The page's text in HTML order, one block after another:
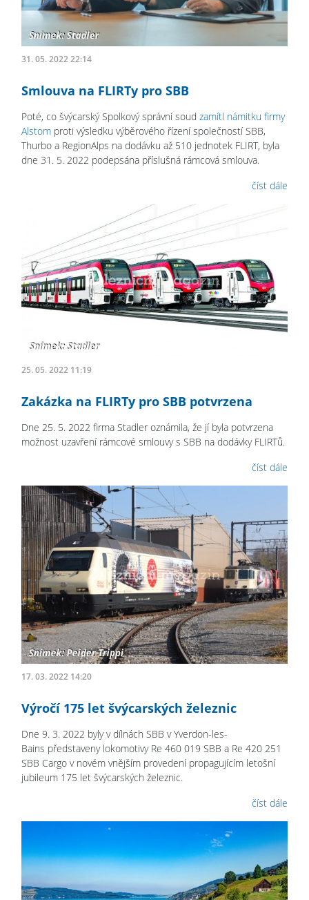
31. 05. 2022 22:14
Smlouva na FLIRTy pro SBB
Poté, co švýcarský Spolkový správní soud zamítl námitku firmy
Alstom proti výsledku výběrového řízení společností SBB,
Thurbo a RegionAlps na dodávku až 510 jednotek FLIRT, byla
dne 31. 5. 2022 podepsána příslušná rámcová smlouva.
číst dále
25. 05. 2022 11:19
Zakázka na FLIRTy pro SBB potvrzena
Dne 25. 5. 2022 firma Stadler oznámila, že jí byla potvrzena
možnost uzavření rámcové smlouvy s SBB na dodávky FLIRTů.
číst dále
17. 03. 2022 14:20
Výročí 175 let švýcarských železnic
Dne 9. 3. 2022 byly v dílnách SBB v Yverdon-les-
Bains představeny lokomotivy Re 460 019 SBB a Re 420 251
SBB Cargo v novém vnějším provedení propagujícím letošní
jubileum 175 let švýcarských železnic.
číst dále